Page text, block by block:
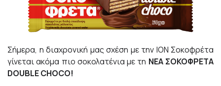
Σήμερα, η διαχρονική μας σχέση με την ΙΟΝ Σοκοφρέτα
γίνεται ακόμα πιο σοκολατένια με τη ΝΕΑ ΣΟΚΟΦΡΕΤΑ
DOUBLECHOCO!